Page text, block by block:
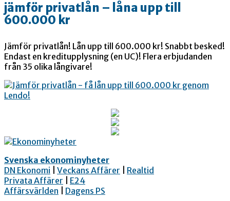
jämför privatlån – låna upp till
600.000 kr
Jämför privatlån! Lån upp till 600.000 kr! Snabbt besked!
Endast en kreditupplysning (en UC)! Flera erbjudanden
från 35 olika långivare!
Svenska ekonominyheter
DN Ekonomi
Veckans Affärer
Realtid
Privata Affärer
E24
Affärsvärlden
Dagens PS